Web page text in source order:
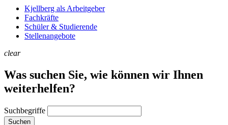
Kjellberg als Arbeitgeber
Fachkräfte
Schüler & Studierende
Stellenangebote
clear
Was suchen Sie, wie können wir Ihnen
weiterhelfen?
Suchbegriffe
Suchen